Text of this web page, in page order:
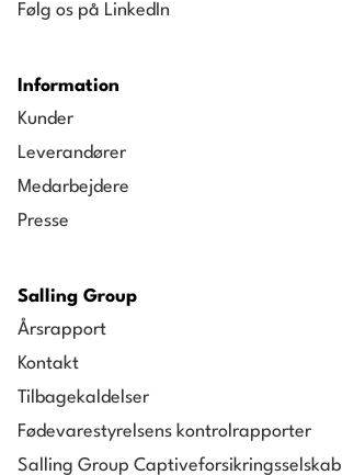
Følg os på LinkedIn
Information
Kunder
Leverandører
Medarbejdere
Presse
Salling Group
Årsrapport
Kontakt
Tilbagekaldelser
Fødevarestyrelsens kontrolrapporter
Salling Group Captiveforsikringsselskab